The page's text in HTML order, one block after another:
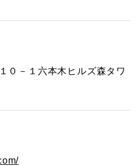
０－１六本木ヒルズ森タワ